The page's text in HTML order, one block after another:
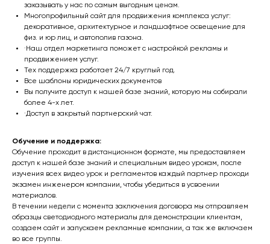
заказывать у нас по самым выгодным ценам.
Многопрофильный сайт для продвижения комплекса услуг:
декоративное, архитектурное и ландшафтное освещение для
физ. и юр лиц, и автополив газона.
·Наш отдел маркетинга поможет с настройкой рекламы и
продвижением услуг.
Тех поддержка работает 24/7 круглый год.
Все шаблоны юридических документов
Вы получите доступ к нашей базе знаний, которую мы собирали
более 4-х лет.
·Доступ в закрытый партнерский чат.
Обучение и поддержка:
Обучение проходит в дистанционном формате, мы предоставляем
доступ к нашей базе знаний и специальным видео урокам, после
изучения всех видео урок и регламентов каждый партнер проходи
экзамен инженером компании, чтобы убедиться в усвоении
материалов.
В течении недели с момента заключения договора мы отправляем
образцы светодиодного материалы для демонстрации клиентам,
создаем сайт и запускаем рекламные компании, а так же включаем
во все группы.